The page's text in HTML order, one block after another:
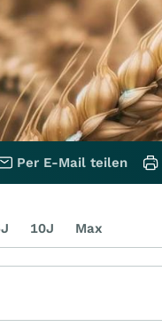
Per E-Mail teilen
10J Max